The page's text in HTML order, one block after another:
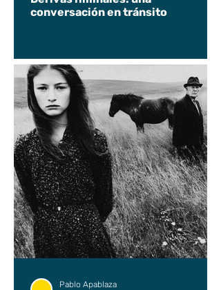
conversación en tránsito
Pablo Apablaza